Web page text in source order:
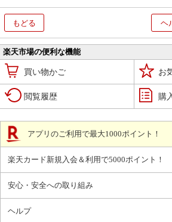
もどる ヘ
楽天市場の便利な機能
買い物かご お
閲覧履歴 購
アプリのご利用で最大1000ポイント！
楽天カード新規入会＆利用で5000ポイント！
安心・安全への取り組み
ヘルプ